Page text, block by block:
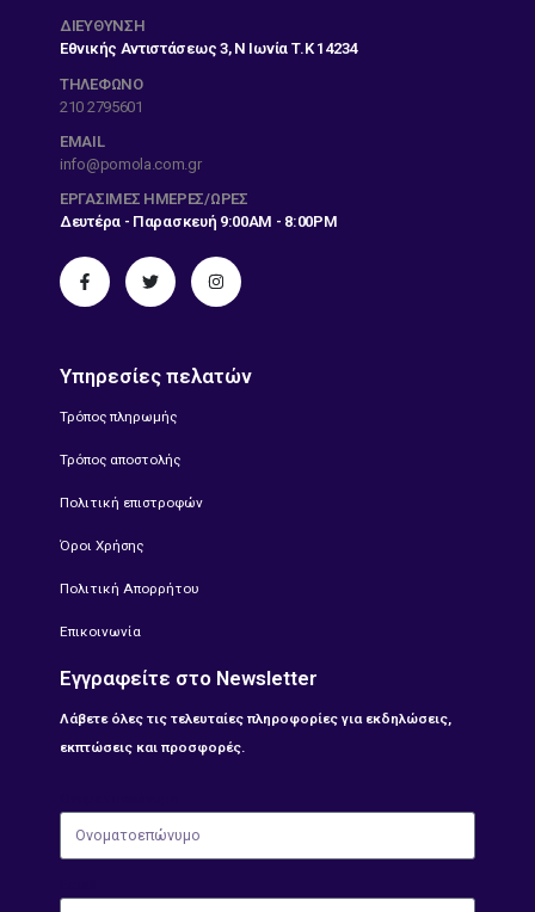
ΔΙΕΎΘΥΝΣΗ
Εθνικής Αντιστάσεως 3, Ν Ιωνία Τ.Κ 14234
ΤΗΛΕΦΩΝΟ
210 2795601
EMAIL
info@pomola.com.gr
ΕΡΓΆΣΙΜΕΣ ΗΜΈΡΕΣ/ΏΡΕΣ
Δευτέρα - Παρασκευή 9:00AM - 8:00PM
Υπηρεσίες πελατών
Τρόπος πληρωμής
Τρόπος αποστολής
Πολιτική επιστροφών
Όροι Χρήσης
Πολιτική Απορρήτου
Επικοινωνία
Εγγραφείτε στο Newsletter
Λάβετε όλες τις τελευταίες πληροφορίες για εκδηλώσεις,
εκπτώσεις και προσφορές.